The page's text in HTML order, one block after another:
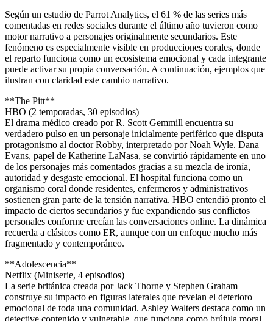
Según un estudio de Parrot Analytics, el 61 % de las series más
comentadas en redes sociales durante el último año tuvieron como
motor narrativo a personajes originalmente secundarios. Este
fenómeno es especialmente visible en producciones corales, donde
el reparto funciona como un ecosistema emocional y cada integrante
puede activar su propia conversación. A continuación, ejemplos que
ilustran con claridad este cambio narrativo.
**The Pitt**
HBO (2 temporadas, 30 episodios)
El drama médico creado por R. Scott Gemmill encuentra su
verdadero pulso en un personaje inicialmente periférico que disputa
protagonismo al doctor Robby, interpretado por Noah Wyle. Dana
Evans, papel de Katherine LaNasa, se convirtió rápidamente en uno
de los personajes más comentados gracias a su mezcla de ironía,
autoridad y desgaste emocional. El hospital funciona como un
organismo coral donde residentes, enfermeros y administrativos
sostienen gran parte de la tensión narrativa. HBO entendió pronto el
impacto de ciertos secundarios y fue expandiendo sus conflictos
personales conforme crecían las conversaciones online. La dinámica
recuerda a clásicos como ER, aunque con un enfoque mucho más
fragmentado y contemporáneo.
**Adolescencia**
Netflix (Miniserie, 4 episodios)
La serie británica creada por Jack Thorne y Stephen Graham
construye su impacto en figuras laterales que revelan el deterioro
emocional de toda una comunidad. Ashley Walters destaca como un
detective contenido y vulnerable, que funciona como brújula moral